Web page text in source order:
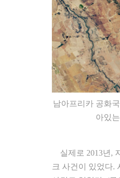
남아프리카 공화
아있
실제로 2013년,
크 사건이 있었다.